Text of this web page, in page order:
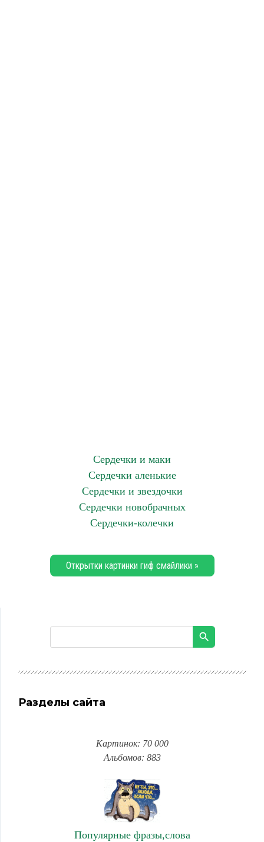
Сердечки и маки
Сердечки аленькие
Сердечки и звездочки
Сердечки новобрачных
Сердечки-колечки
Открытки картинки гиф смайлики »
Разделы сайта
Картинок: 70 000
Альбомов: 883
Популярные фразы,слова